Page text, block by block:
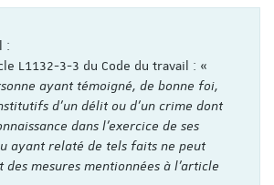
:
L1132-3-3 du Code du travail : «
ayant témoigné, de bonne foi,
d'un délit ou d'un crime dont
dans l'exercice de ses
ayant relaté de tels faits ne peut
mesures mentionnées à l'article